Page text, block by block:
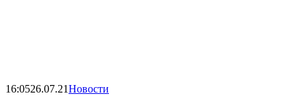
16:0526.07.21Новости